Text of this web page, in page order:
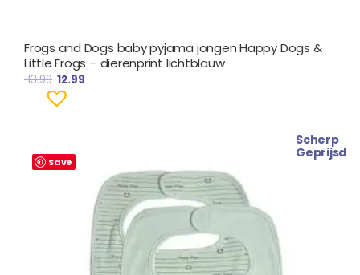
Frogs and Dogs baby pyjama jongen Happy Dogs &
Little Frogs – dierenprint lichtblauw
13.99 12.99
Save
Scherp
Geprijsd